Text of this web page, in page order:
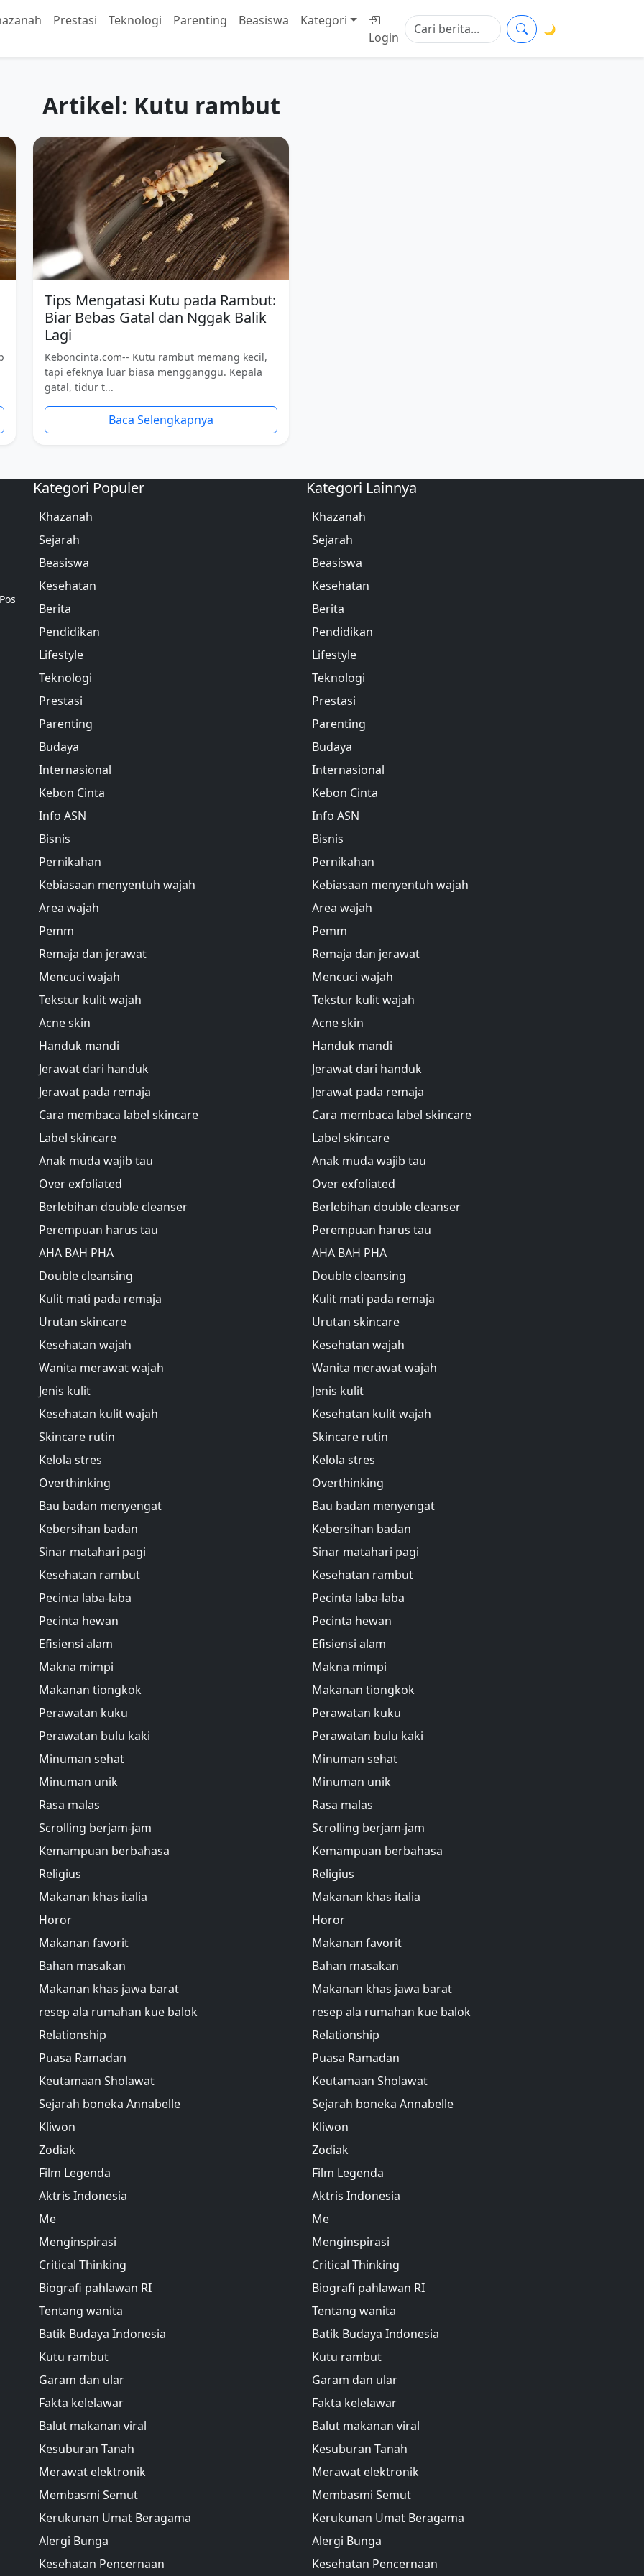
Prestasi Teknologi Parenting Beasiswa
Kategori
Login
🌙
Artikel: Kutu rambut
Tips Mengatasi Kutu pada Rambut:
Biar Bebas Gatal dan Nggak Balik
Lagi
Keboncinta.com-- Kutu rambut memang kecil,
tapi efeknya luar biasa mengganggu. Kepala
gatal, tidur t...
Baca Selengkapnya
Kategori Populer
Khazanah
Sejarah
Beasiswa
Kesehatan
Berita
Pendidikan
Lifestyle
Teknologi
Prestasi
Parenting
Budaya
Internasional
Kebon Cinta
Info ASN
Bisnis
Pernikahan
Kebiasaan menyentuh wajah
Area wajah
Pemm
Remaja dan jerawat
Mencuci wajah
Tekstur kulit wajah
Acne skin
Handuk mandi
Jerawat dari handuk
Jerawat pada remaja
Cara membaca label skincare
Label skincare
Anak muda wajib tau
Over exfoliated
Berlebihan double cleanser
Perempuan harus tau
AHA BAH PHA
Double cleansing
Kulit mati pada remaja
Urutan skincare
Kesehatan wajah
Wanita merawat wajah
Jenis kulit
Kesehatan kulit wajah
Skincare rutin
Kelola stres
Overthinking
Bau badan menyengat
Kebersihan badan
Sinar matahari pagi
Kesehatan rambut
Pecinta laba-laba
Pecinta hewan
Efisiensi alam
Makna mimpi
Makanan tiongkok
Perawatan kuku
Perawatan bulu kaki
Minuman sehat
Minuman unik
Rasa malas
Scrolling berjam-jam
Kemampuan berbahasa
Religius
Makanan khas italia
Horor
Makanan favorit
Bahan masakan
Makanan khas jawa barat
resep ala rumahan kue balok
Relationship
Puasa Ramadan
Keutamaan Sholawat
Sejarah boneka Annabelle
Kliwon
Zodiak
Film Legenda
Aktris Indonesia
Me
Menginspirasi
Critical Thinking
Biografi pahlawan RI
Tentang wanita
Batik Budaya Indonesia
Kutu rambut
Garam dan ular
Fakta kelelawar
Balut makanan viral
Kesuburan Tanah
Merawat elektronik
Membasmi Semut
Kerukunan Umat Beragama
Alergi Bunga
Kesehatan Pencernaan
Kategori Lainnya
Khazanah
Sejarah
Beasiswa
Kesehatan
Berita
Pendidikan
Lifestyle
Teknologi
Prestasi
Parenting
Budaya
Internasional
Kebon Cinta
Info ASN
Bisnis
Pernikahan
Kebiasaan menyentuh wajah
Area wajah
Pemm
Remaja dan jerawat
Mencuci wajah
Tekstur kulit wajah
Acne skin
Handuk mandi
Jerawat dari handuk
Jerawat pada remaja
Cara membaca label skincare
Label skincare
Anak muda wajib tau
Over exfoliated
Berlebihan double cleanser
Perempuan harus tau
AHA BAH PHA
Double cleansing
Kulit mati pada remaja
Urutan skincare
Kesehatan wajah
Wanita merawat wajah
Jenis kulit
Kesehatan kulit wajah
Skincare rutin
Kelola stres
Overthinking
Bau badan menyengat
Kebersihan badan
Sinar matahari pagi
Kesehatan rambut
Pecinta laba-laba
Pecinta hewan
Efisiensi alam
Makna mimpi
Makanan tiongkok
Perawatan kuku
Perawatan bulu kaki
Minuman sehat
Minuman unik
Rasa malas
Scrolling berjam-jam
Kemampuan berbahasa
Religius
Makanan khas italia
Horor
Makanan favorit
Bahan masakan
Makanan khas jawa barat
resep ala rumahan kue balok
Relationship
Puasa Ramadan
Keutamaan Sholawat
Sejarah boneka Annabelle
Kliwon
Zodiak
Film Legenda
Aktris Indonesia
Me
Menginspirasi
Critical Thinking
Biografi pahlawan RI
Tentang wanita
Batik Budaya Indonesia
Kutu rambut
Garam dan ular
Fakta kelelawar
Balut makanan viral
Kesuburan Tanah
Merawat elektronik
Membasmi Semut
Kerukunan Umat Beragama
Alergi Bunga
Kesehatan Pencernaan